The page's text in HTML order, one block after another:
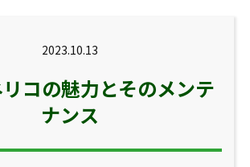
2023.10.13
コの魅力とそのメンテ
ナンス